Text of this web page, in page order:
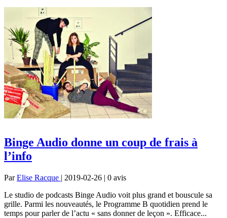
Binge Audio donne un coup de frais à
l’info
ParElise Racque | 2019-02-26 | 0 avis
Le studio de podcasts Binge Audio voit plus grand et bouscule sa
grille. Parmi les nouveautés, le Programme B quotidien prend le
temps pour parler de l’actu « sans donner de leçon ». Efficace...